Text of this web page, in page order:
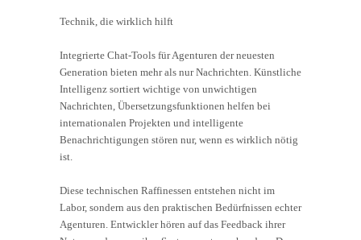
Technik, die wirklich hilft
Integrierte Chat-Tools für Agenturen der neuesten
Generation bieten mehr als nur Nachrichten. Künstliche
Intelligenz sortiert wichtige von unwichtigen
Nachrichten, Übersetzungsfunktionen helfen bei
internationalen Projekten und intelligente
Benachrichtigungen stören nur, wenn es wirklich nötig
ist.
Diese technischen Raffinessen entstehen nicht im
Labor, sondern aus den praktischen Bedürfnissen echter
Agenturen. Entwickler hören auf das Feedback ihrer